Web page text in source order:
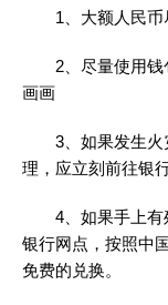
1、大额人民币
2、尽量使用钱
画画
3、如果发生火
理，应立刻前往银
4、如果手上有
银行网点，按照中
免费的兑换。